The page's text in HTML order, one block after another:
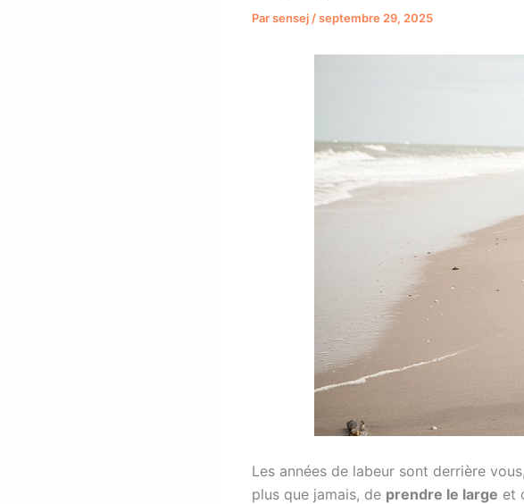
Parsensej /septembre 29, 2025
Les années de labeur sont derrière
plus que jamais, de prendre le large et